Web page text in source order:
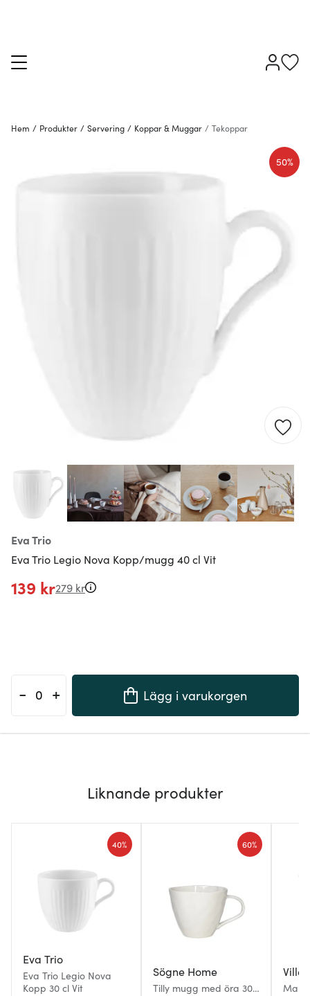
Hem / Produkter / Servering / Koppar & Muggar / Tekoppar
Eva Trio
Eva Trio Legio Nova Kopp/mugg 40 cl Vit
50%
139 kr279 kr
- + Lägg i varukorgen
Liknande produkter
Eva Trio
Eva Trio Legio Nova
Kopp 30 cl Vit
40%
Sögne Home
Tilly mugg med öra 30
60%